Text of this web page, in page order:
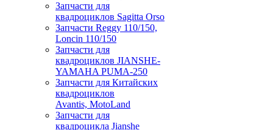
Запчасти для
квадроциклов Sagitta Orso
Запчасти Reggy 110/150,
Loncin 110/150
Запчасти для
квадроциклов JIANSHE-
YAMAHA PUMA-250
Запчасти для Китайских
квадроциклов
Avantis, MotoLand
Запчасти для
квадроцикла Jianshe